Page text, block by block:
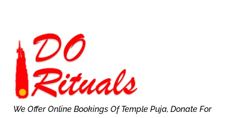
We Offer Online Bookings Of Temple Puja, Donate For